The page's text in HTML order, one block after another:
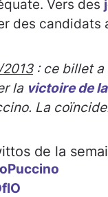
Vers des
des candidats
: ce billet a
la victoire de
La
de la